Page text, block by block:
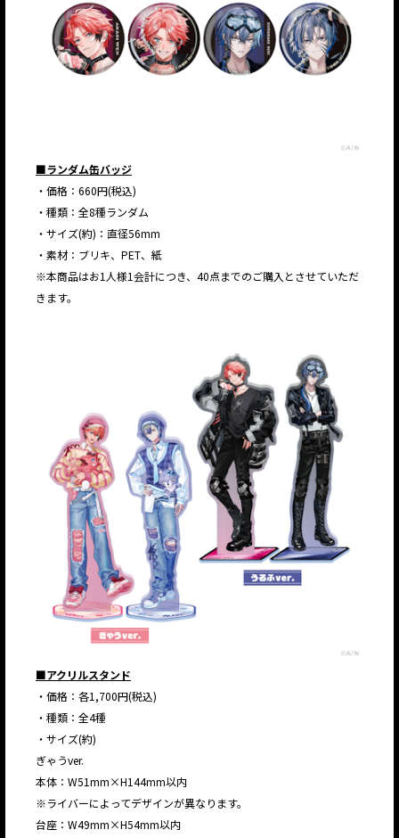
■ランダム缶バッジ
・価格：660円(税込)
・種類：全8種ランダム
・サイズ(約)：直径56mm
・素材：ブリキ、PET、紙
※本商品はお1人様1会計につき、40点までのご購入とさせていただ
きます。
■アクリルスタンド
・価格：各1,700円(税込)
・種類：全4種
・サイズ(約)
ぎゃうver.
本体：W51mm×H144mm以内
※ライバーによってデザインが異なります。
台座：W49mm×H54mm以内